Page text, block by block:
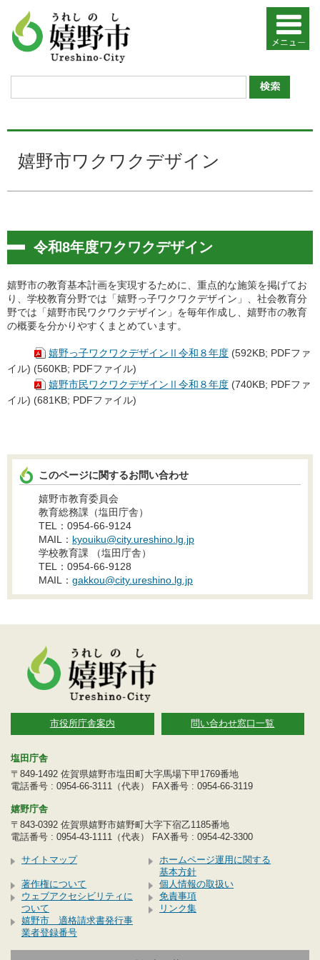
嬉野市ワクワクデザイン
令和8年度ワクワクデザイン
嬉野市の教育基本計画を実現するために、重点的な施策を掲げてお
り、学校教育分野では「嬉野っ子ワクワクデザイン」、社会教育分
野では「嬉野市民ワクワクデザイン」を毎年作成し、嬉野市の教育
の概要を分かりやすくまとめています。
嬉野っ子ワクワクデザインⅡ令和８年度 (592KB; PDFファ
イル) (560KB; PDFファイル)
嬉野市民ワクワクデザインⅡ令和８年度 (740KB; PDFファ
イル) (681KB; PDFファイル)
このページに関するお問い合わせ
嬉野市教育委員会
教育総務課（塩田庁舎）
TEL：0954-66-9124
MAIL： kyouiku@city.ureshino.lg.jp
学校教育課 （塩田庁舎）
TEL：0954-66-9128
MAIL： gakkou@city.ureshino.lg.jp
市役所庁舎案内 問い合わせ窓口一覧
塩田庁舎
〒849-1492 佐賀県嬉野市塩田町大字馬場下甲1769番地
電話番号 : 0954-66-3111（代表） FAX番号 : 0954-66-3119
嬉野庁舎
〒843-0392 佐賀県嬉野市嬉野町大字下宿乙1185番地
電話番号 : 0954-43-1111（代表） FAX番号 : 0954-42-3300
サイトマップ
ホームページ運用に関する
基本方針
著作権について
個人情報の取扱い
ウェブアクセシビリティに
ついて
免責事項
リンク集
嬉野市 適格請求書発行事
業者登録番号